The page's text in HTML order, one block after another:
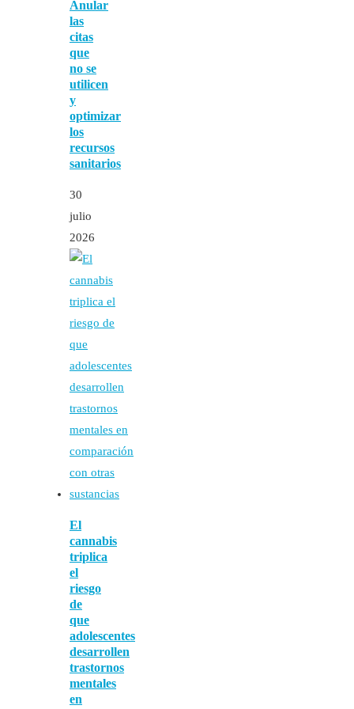
Anular
las
citas
que
no se
utilicen
y
optimizar
los
recursos
sanitarios
30
julio
2026
El
cannabis
triplica
el
riesgo
de
que
adolescentes
desarrollen
trastornos
mentales
en